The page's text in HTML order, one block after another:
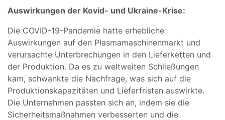
Auswirkungen der Kovid- und Ukraine-Krise:
Die COVID-19-Pandemie hatte erhebliche
Auswirkungen auf den Plasmamaschinenmarkt und
verursachte Unterbrechungen in den Lieferketten und
der Produktion. Da es zu weltweiten Schließungen
kam, schwankte die Nachfrage, was sich auf die
Produktionskapazitäten und Lieferfristen auswirkte.
Die Unternehmen passten sich an, indem sie die
Sicherheitsmaßnahmen verbesserten und die